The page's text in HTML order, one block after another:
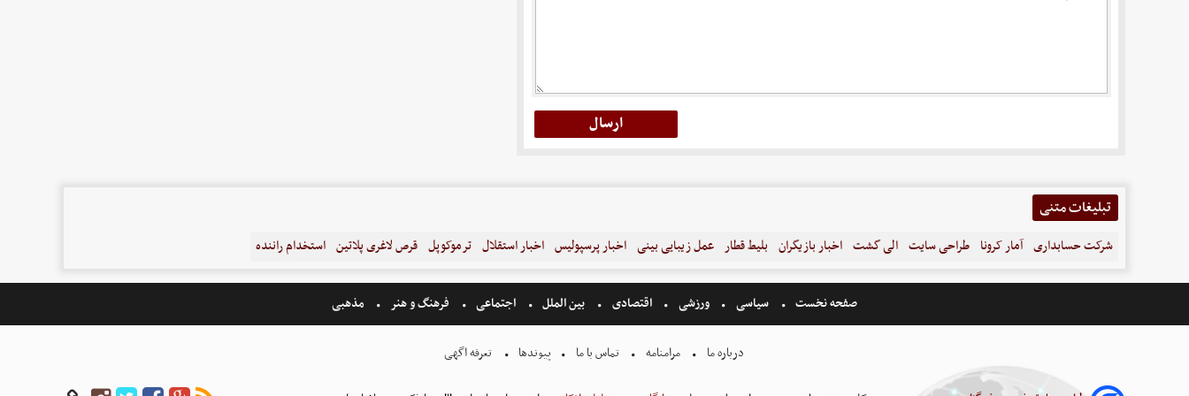
تبلیغات متنی
شرکت حسابداری آمار کرونا طراحی سایت الی گشت اخبار بازیگران بلیط قطار عمل زیبایی بینی اخبار پرسپولیس اخبار استقلال ترموکوپل قرص لاغری پلاتین استخدام راننده
صفحه نخست سیاسی ورزشی اقتصادی بین الملل اجتماعی فرهنگ و هنر مذهبی
درباره ما مرامنامه تماس با ما پیوندها تعرفه اگهی